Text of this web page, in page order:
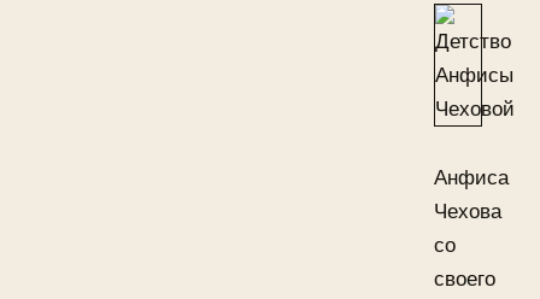
Анфиса
Чехова
со
своего